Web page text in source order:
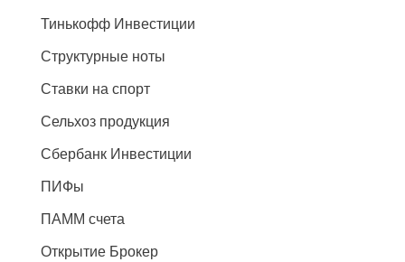
Тинькофф Инвестиции
Структурные ноты
Ставки на спорт
Сельхоз продукция
Сбербанк Инвестиции
ПИФы
ПАММ счета
Открытие Брокер